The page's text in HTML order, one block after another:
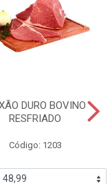
DURO BOVINO
RESFRIADO
Código: 1203